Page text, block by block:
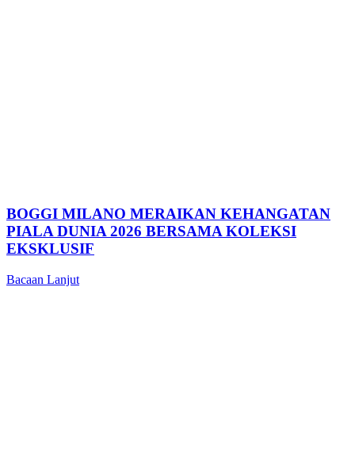
BOGGI MILANO MERAIKAN KEHANGATAN
PIALA DUNIA 2026 BERSAMA KOLEKSI
EKSKLUSIF
Bacaan Lanjut